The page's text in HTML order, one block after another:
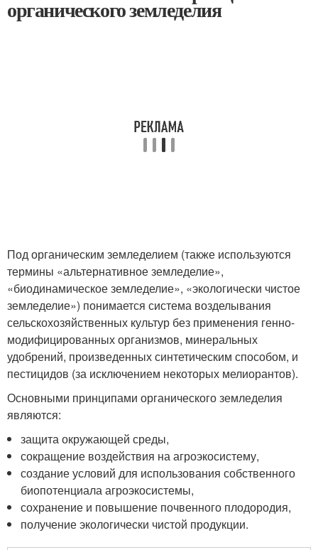
органического земледелия
Под органическим земледелием (также используются
термины «альтернативное земледелие»,
«биодинамическое земледелие», «экологически чистое
земледелие») понимается система возделывания
сельскохозяйственных культур без применения генно-
модифицированных организмов, минеральных
удобрений, произведенных синтетическим способом, и
пестицидов (за исключением некоторых мелиорантов).
Основными принципами органического земледелия
являются:
защита окружающей среды,
сокращение воздействия на агроэкосистему,
создание условий для использования собственного
биопотенциала агроэкосистемы,
сохранение и повышение почвенного плодородия,
получение экологически чистой продукции.